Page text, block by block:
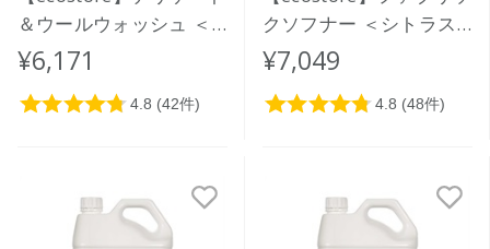
＆ウールウォッシュ ＜
おしゃれ着用＞ 5L
¥6,171
クソフナー ＜シトラス
＞ 5L
¥7,049